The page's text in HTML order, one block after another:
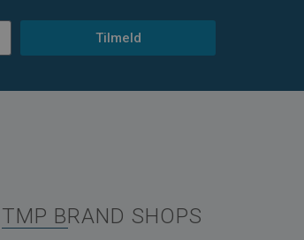
Tilmeld
TMP BRAND SHOPS